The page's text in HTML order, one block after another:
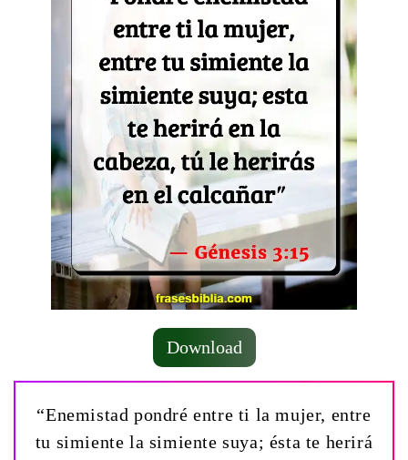
Download
“Enemistad pondré entre ti la mujer, entre
tu simiente la simiente suya; ésta te herirá